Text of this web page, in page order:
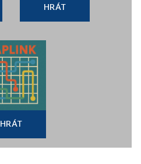
HRÁT
HRÁT